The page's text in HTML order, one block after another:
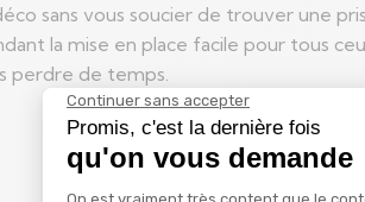
sans vous soucier de trouver une
la mise en place facile pour tous
perdre de temps.